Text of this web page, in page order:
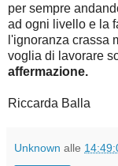
per sempre
ad ogni livello e la
l'ignoranza crassa
voglia di lavorare
affermazione.
Riccarda Balla
Unknown alle